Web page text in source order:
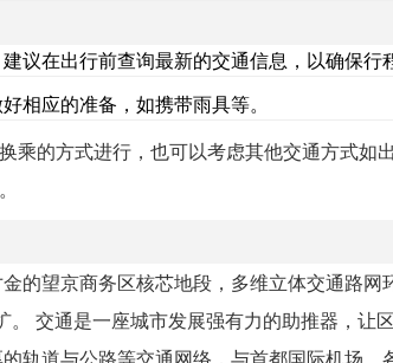
议在出行前查询最新的交通信息，以确保行
相应的准备，如携带雨具等。
乘的方式进行，也可以考虑其他交通方式如
的望京商务区核芯地段，多维立体交通路网
交通是一座城市发展强有力的助推器，让